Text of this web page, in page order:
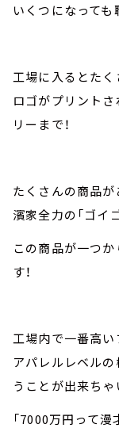
いくつになっても
工場に入るとたく
ロゴがプリントさ
リーまで！
たくさんの商品があ
濱家全力の「ゴイ
この商品が一つ
す！
工場内で一番高い
アパレルレベル
うことが出来ちゃ
「7000万円って漫